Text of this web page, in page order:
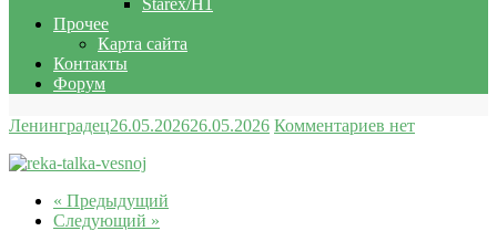
Прочее
Карта сайта
Контакты
Форум
Ленинградец26.05.202626.05.2026 Комментариев нет
« Предыдущий
Следующий »